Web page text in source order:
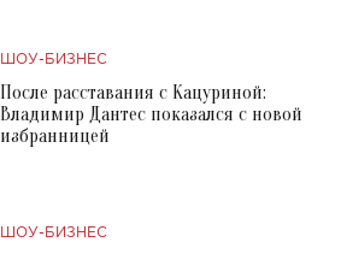
ШОУ-БИЗНЕС
После расставания с Кацуриной:
Владимир Дантес показался с новой
избранницей
ШОУ-БИЗНЕС